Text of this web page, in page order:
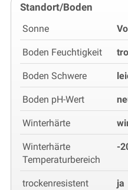
Standort/Boden
Sonne
Boden Feuchtigkeit
Boden Schwere
Boden pH-Wert
Winterhärte
Winterhärte
Temperaturbereich
-
trockenresistent ja